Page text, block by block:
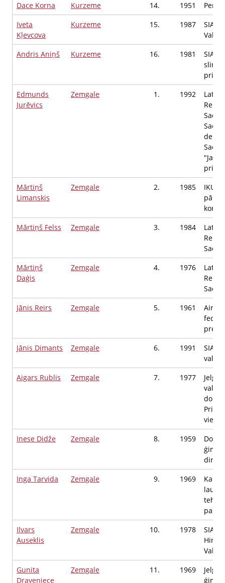
Dace Korna
Kurzeme 14. 1951
Iveta
Kļevcova
Kurzeme 15. 1987
SIA
Andris Aniņš
Kurzeme 16. 1981
SIA
Edmunds
Jurēvics
Zemgale 1. 1992
Mārtiņš
Limanskis
Zemgale 2. 1985
IKU
Mārtiņš Felss
Zemgale 3. 1984
Mārtiņš
Daģis
Zemgale 4. 1976
Jānis Reirs
Zemgale 5. 1961
Jānis Dimants
Zemgale 6. 1991
SIA
Aigars Rublis
Zemgale 7. 1977
dome,
Inese Didže
Zemgale 8. 1959
Inga Tarvida
Zemgale 9. 1969
Ilvars
Auseklis
Zemgale 10. 1978
SIA
Gunita
Draveniece
Zemgale 11. 1969